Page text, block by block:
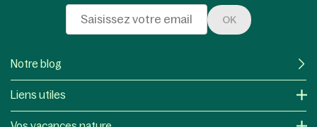
OK
Notre blog
Liens utiles